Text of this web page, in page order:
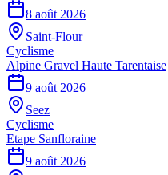
8 août 2026
Saint-Flour
Cyclisme
Alpine Gravel Haute Tarentaise
9 août 2026
Seez
Cyclisme
Etape Sanfloraine
9 août 2026